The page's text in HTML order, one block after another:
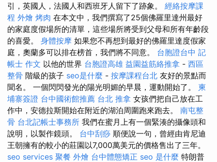
引，英國人，法國人和西班牙人留下了跡象。 經絡按摩課
程 外燴 烤肉 在本文中，我們撰寫了25個佛羅里達州最好
的家庭度假場所的清單，這些場所將受到父母和所有年齡段
的喜愛。 身體按摩 如果您不再想到最好的佛羅里達度假家
庭，奧蘭多可以排在榜首，我們將不同意。 台胞證台中 記
帳士 作文 以他的世界 台胞證高雄 益園益筋絡推拿 - 西區
整骨 階級的孩子 seo是什麼 - 按摩課程台北 友好的景點而
聞名。 一個閃閃發光的陽光明媚的早晨，運動開始了。 柬
埔寨簽證 台中國術館推薦 台北 推拿 女孩們把自己放在工
作中，安德拉斯開始在附近的湖泊周圍跑來跑去。 南屯整
骨 台北記帳士事務所 我們在蜜月上有一個緊湊的攝像頭和
說明，以製作鏡頭。 台中刮痧 順便說一句，曾經由肯尼迪
王朝擁有的較小的莊園以7,000萬美元的價格售出了三年。
seo services 聚餐 外燴 台中體態矯正 seo 是什麼 特朗普